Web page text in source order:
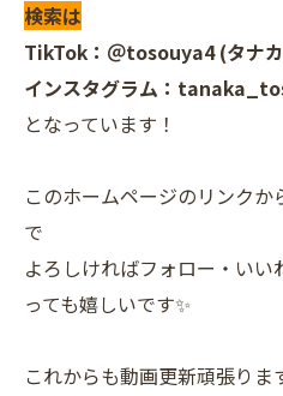
検索は
TikTok：＠tosouya4 (タナ
インスタグラム：
となっています！
このホームページのリンク
で
よろしければフォロー・いい
っても嬉しいです✨
これからも動画更新頑張り